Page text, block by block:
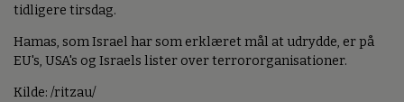
tidligere tirsdag.
Hamas, som Israel har som erklæret mål at udrydde, er på
EU's, USA's og Israels lister over terrororganisationer.
Kilde: /ritzau/